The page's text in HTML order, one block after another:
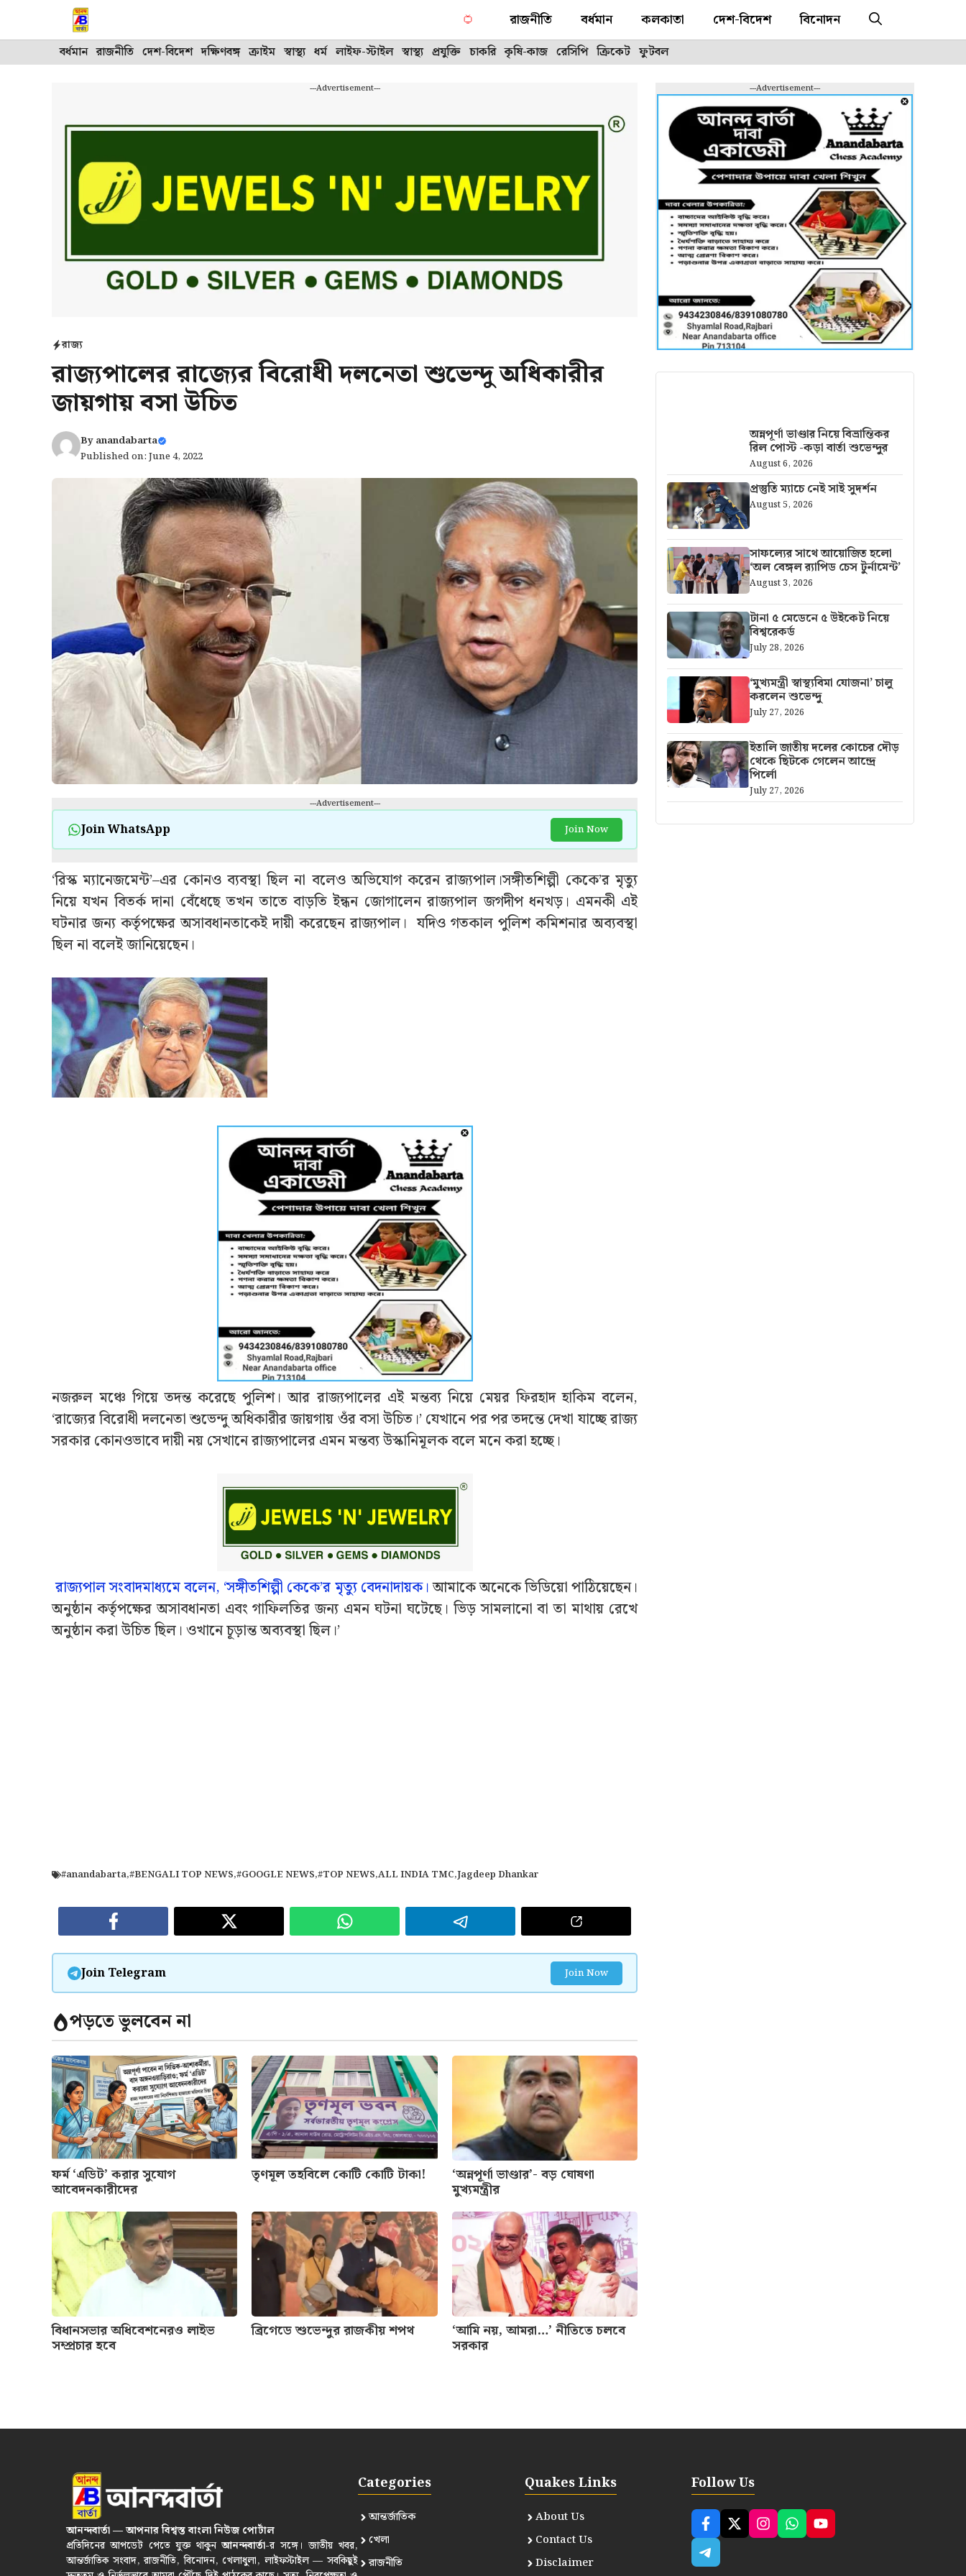
রাজনীতি বর্ধমান কলকাতা দেশ-বিদেশ বিনোদন
বর্ধমান রাজনীতি দেশ-বিদেশ দক্ষিণবঙ্গ ক্রাইম স্বাস্থ্য ধর্ম লাইফ-স্টাইল স্বাস্থ্য প্রযুক্তি চাকরি কৃষি-কাজ রেসিপি ক্রিকেট ফুটবল
---Advertisement---
রাজ্য
রাজ্যপালের রাজ্যের বিরোধী দলনেতা শুভেন্দু অধিকারীর
জায়গায় বসা উচিত
Byanandabarta
Published on: June 4, 2022
---Advertisement---
Join WhatsApp Join Now
‘রিস্ক ম্যানেজমেন্ট’–এর কোনও ব্যবস্থা ছিল না বলেও অভিযোগ করেন রাজ্যপাল।সঙ্গীতশিল্পী কেকে’‌র মৃত্যু
নিয়ে যখন বিতর্ক দানা বেঁধেছে তখন তাতে বাড়তি ইন্ধন জোগালেন রাজ্যপাল জগদীপ ধনখড়। এমনকী এই
ঘটনার জন্য কর্তৃপক্ষের অসাবধানতাকেই দায়ী করেছেন রাজ্যপাল। যদিও গতকাল পুলিশ কমিশনার অব্যবস্থা
ছিল না বলেই জানিয়েছেন।
নজরুল মঞ্চে গিয়ে তদন্ত করেছে পুলিশ। আর রাজ্যপালের এই মন্তব্য নিয়ে মেয়র ফিরহাদ হাকিম বলেন,
‘‌রাজ্যের বিরোধী দলনেতা শুভেন্দু অধিকারীর জায়গায় ওঁর বসা উচিত।’‌ যেখানে পর পর তদন্তে দেখা যাচ্ছে রাজ্য
সরকার কোনওভাবে দায়ী নয় সেখানে রাজ্যপালের এমন মন্তব্য উস্কানিমূলক বলে মনে করা হচ্ছে।
রাজ্যপাল সংবাদমাধ্যমে বলেন, ‘সঙ্গীতশিল্পী কেকে’‌র মৃত্যু বেদনাদায়ক।আমাকে অনেকে ভিডিয়ো পাঠিয়েছেন।
অনুষ্ঠান কর্তৃপক্ষের অসাবধানতা এবং গাফিলতির জন্য এমন ঘটনা ঘটেছে। ভিড় সামলানো বা তা মাথায় রেখে
অনুষ্ঠান করা উচিত ছিল। ওখানে চূড়ান্ত অব্যবস্থা ছিল।’
#anandabarta,#BENGALI TOP NEWS,#GOOGLE NEWS,#TOP NEWS,ALL INDIA TMC,Jagdeep Dhankar
Join Telegram Join Now
পড়তে ভুলবেন না
ফর্ম ‘এডিট’ করার সুযোগ
আবেদনকারীদের
তৃণমূল তহবিলে কোটি কোটি টাকা! ‘অন্নপূর্ণা ভাণ্ডার’- বড় ঘোষণা
মুখ্যমন্ত্রীর
বিধানসভার অধিবেশনেরও লাইভ
সম্প্রচার হবে
ব্রিগেডে শুভেন্দুর রাজকীয় শপথ ‘আমি নয়, আমরা…’ নীতিতে চলবে
সরকার
---Advertisement---
অন্নপূর্ণা ভাণ্ডার নিয়ে বিভ্রান্তিকর
রিল পোস্ট -কড়া বার্তা শুভেন্দুর
August 6, 2026
প্রস্তুতি ম্যাচে নেই সাই সুদর্শন
August 5, 2026
সাফল্যের সাথে আয়োজিত হলো
‘অল বেঙ্গল র‍্যাপিড চেস টুর্নামেন্ট’
August 3, 2026
টানা ৫ মেডেনে ৫ উইকেট নিয়ে
বিশ্বরেকর্ড
July 28, 2026
‘মুখ্যমন্ত্রী স্বাস্থ্যবিমা যোজনা’ চালু
করলেন শুভেন্দু
July 27, 2026
ইতালি জাতীয় দলের কোচের দৌড়
থেকে ছিটকে গেলেন আন্দ্রে
পির্লো
July 27, 2026
আনন্দবার্তা — আপনার বিশ্বস্ত বাংলা নিউজ পোর্টাল
প্রতিদিনের আপডেট পেতে যুক্ত থাকুনআনন্দবার্তা-র সঙ্গে। জাতীয় খবর,
আন্তর্জাতিক সংবাদ, রাজনীতি, বিনোদন, খেলাধুলা, লাইফস্টাইল — সবকিছুই
Categories
আন্তর্জাতিক
খেলা
রাজনীতি
Quakes Links
About Us
Contact Us
Disclaimer
Follow Us